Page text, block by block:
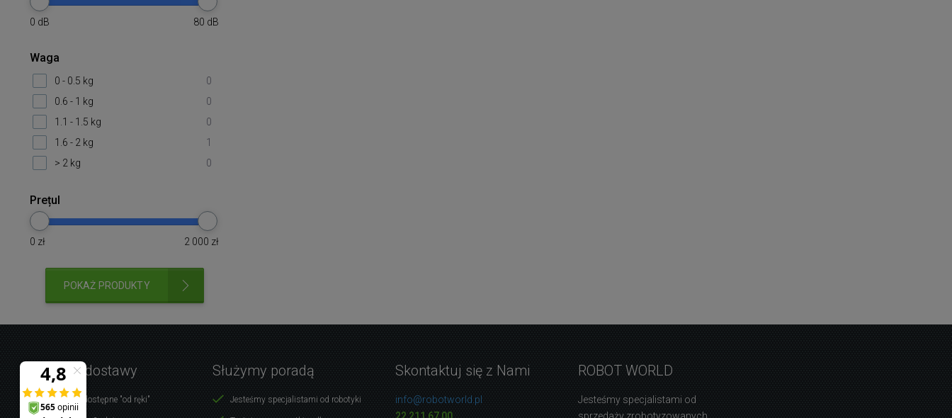
0 dB 80 dB
Waga
0 - 0.5 kg
0
0.6 - 1 kg
0
1.1 - 1.5 kg
0
1.6 - 2 kg
1
> 2 kg
0
Prețul
0 zł 2 000 zł
POKAŻ PRODUKTY
Warunki dostawy
Produkty dostępne "od ręki"
Służymy poradą
Jesteśmy specjalistami od robotyki
Skontaktuj się z Nami
info@robotworld.pl
ROBOT WORLD
Jesteśmy specjalistami od